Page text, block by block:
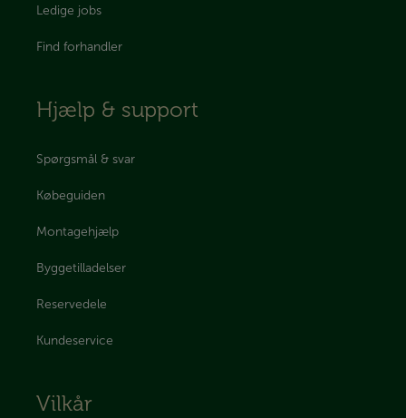
Ledige jobs
Find forhandler
Hjælp & support
Spørgsmål & svar
Købeguiden
Montagehjælp
Byggetilladelser
Reservedele
Kundeservice
Vilkår